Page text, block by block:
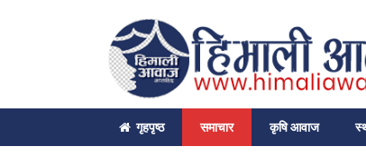
गृहपृष्‍ठ समाचार कृषि आवाज